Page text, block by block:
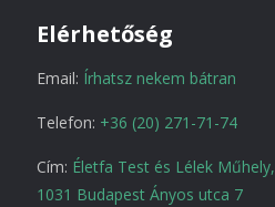
Elérhetőség
Email: Írhatsz nekem bátran
Telefon: +36 (20) 271-71-74
Cím: Életfa Test és Lélek Műhely,
1031 Budapest Ányos utca 7